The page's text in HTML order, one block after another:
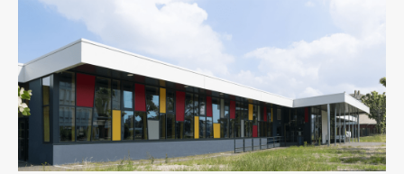
Économie De La Construction Enseignement
Fluides
Structure Thermique